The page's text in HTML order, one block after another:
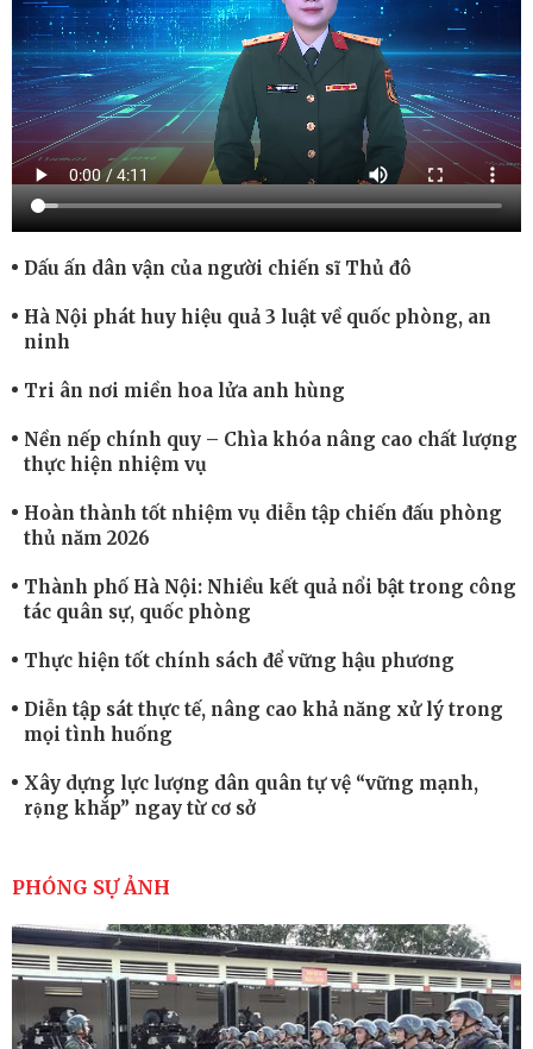
Dấu ấn dân vận của người chiến sĩ Thủ đô
Hà Nội phát huy hiệu quả 3 luật về quốc phòng, an
ninh
Tri ân nơi miền hoa lửa anh hùng
Nền nếp chính quy – Chìa khóa nâng cao chất lượng
thực hiện nhiệm vụ
Hoàn thành tốt nhiệm vụ diễn tập chiến đấu phòng
thủ năm 2026
Thành phố Hà Nội: Nhiều kết quả nổi bật trong công
tác quân sự, quốc phòng
Thực hiện tốt chính sách để vững hậu phương
Diễn tập sát thực tế, nâng cao khả năng xử lý trong
mọi tình huống
Xây dựng lực lượng dân quân tự vệ “vững mạnh,
rộng khắp” ngay từ cơ sở
cao sức mạnh chiến đấu
Tiểu đoàn Thiết giáp hoàn thành tốt diễn tập chiến
thuật có bắn đạn thật
Nơi sinh viên rèn ý trí, luyện kỹ năng
PHÓNG SỰ ẢNH